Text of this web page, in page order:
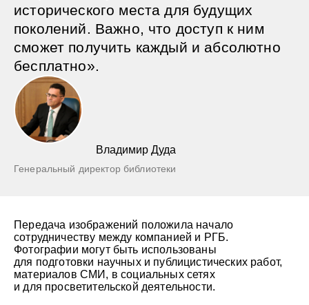
исторического места для будущих
поколений. Важно, что доступ к ним
сможет получить каждый и абсолютно
бесплатно».
Владимир Дуда
Генеральный директор библиотеки
Передача изображений положила начало
сотрудничеству между компанией и РГБ.
Фотографии могут быть использованы
для подготовки научных и публицистических работ,
материалов СМИ, в социальных сетях
и для просветительской деятельности.